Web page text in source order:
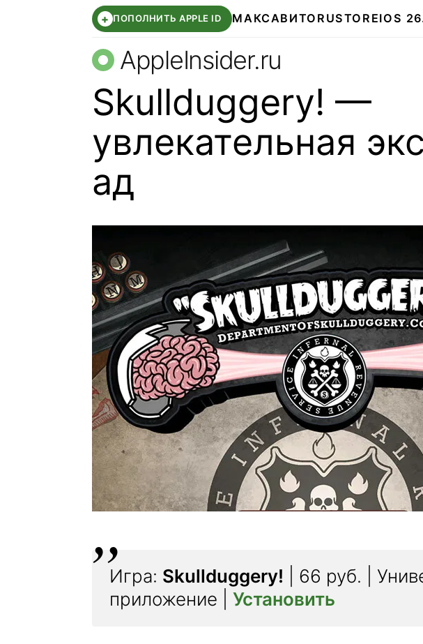
+ ПОПОЛНИТЬ APPLE ID МАКСАВИТО RUSTOREIOS
AppleInsider.ru
Skullduggery! —
увлекательная
ад
Игра: Skullduggery! | 66 руб. |
приложение | Установить